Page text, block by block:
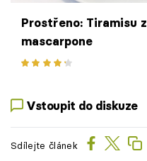
Prostřeno: Tiramisu z
mascarpone
Vstoupit do diskuze
Sdílejte článek